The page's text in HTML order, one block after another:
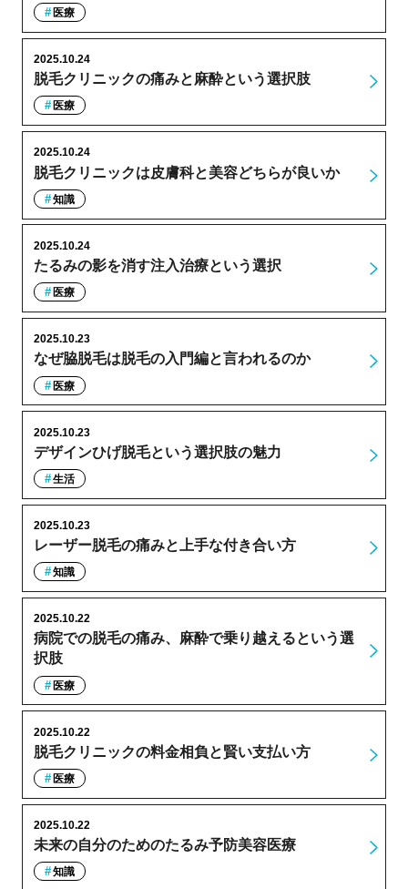
医療
脱毛クリニックの痛みと麻酔という選択肢
2025.10.24
医療
脱毛クリニックは皮膚科と美容どちらが良いか
2025.10.24
知識
たるみの影を消す注入治療という選択
2025.10.24
医療
なぜ脇脱毛は脱毛の入門編と言われるのか
2025.10.23
医療
デザインひげ脱毛という選択肢の魅力
2025.10.23
生活
レーザー脱毛の痛みと上手な付き合い方
2025.10.23
知識
病院での脱毛の痛み、麻酔で乗り越えるという選
択肢
2025.10.22
医療
脱毛クリニックの料金相負と賢い支払い方
2025.10.22
医療
未来の自分のためのたるみ予防美容医療
2025.10.22
知識